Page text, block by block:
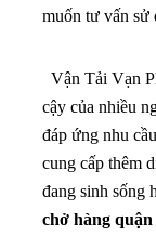
muốn tư vấn sử
Vận Tải Vạn
cậy của nhiều
đáp ứng nhu
cung cấp thêm
đang sinh sống
chở hàng quận